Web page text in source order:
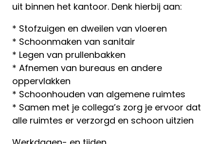
uit binnen het kantoor. Denk hierbij aan:
* Stofzuigen en dweilen van vloeren
* Schoonmaken van sanitair
* Legen van prullenbakken
* Afnemen van bureaus en andere
oppervlakken
* Schoonhouden van algemene ruimtes
* Samen met je collega’s zorg je ervoor dat
alle ruimtes er verzorgd en schoon uitzien